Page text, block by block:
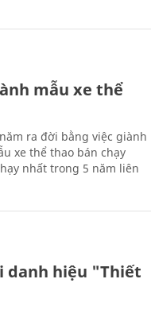
mẫu xe thể
ra đời bằng việc giành
xe thể thao bán chạy
nhất trong 5 năm liên
danh hiệu "Thiết